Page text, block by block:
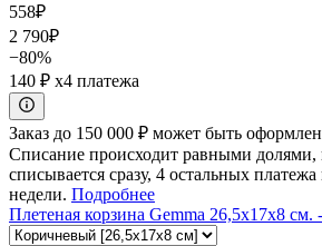
558₽
2 790₽
−80%
140 ₽ x4 платежа
Заказ до 150 000 ₽ может быть
Списание происходит равными
списывается сразу, 4 остальных
недели. Подробнее
Плетеная корзина Gemma 26,5x17x8 см.